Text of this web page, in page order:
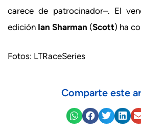
carece de patrocinador–. El
edición Ian Sharman (Scott) ha
Fotos: LTRaceSeries
Comparte este